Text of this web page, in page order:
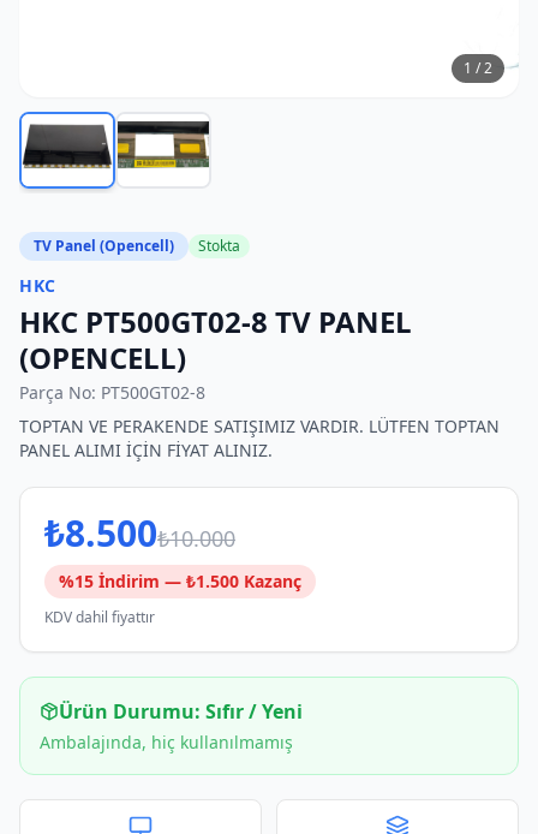
1 /2
TV Panel (Opencell) Stokta
HKC
HKC PT500GT02-8 TV PANEL
(OPENCELL)
Parça No: PT500GT02-8
TOPTAN VE PERAKENDE SATIŞIMIZ VARDIR. LÜTFEN TOPTAN
PANEL ALIMI İÇİN FİYAT ALINIZ.
₺8.500₺10.000
%15 İndirim — ₺1.500 Kazanç
KDV dahil fiyattır
Ürün Durumu: Sıfır / Yeni
Ambalajında, hiç kullanılmamış